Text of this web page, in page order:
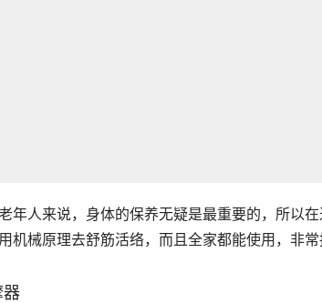
人来说，身体的保养无疑是最重要的，所以在
机械原理去舒筋活络，而且全家都能使用，非常